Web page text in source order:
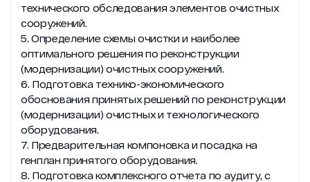
технического обследования элементов очистных
сооружений.
5. Определение схемы очистки и наиболее
оптимального решения по реконструкции
(модернизации) очистных сооружений.
6. Подготовка технико-экономического
обоснования принятых решений по реконструкции
(модернизации) очистных и технологического
оборудования.
7. Предварительная компоновка и посадка на
генплан принятого оборудования.
8. Подготовка комплексного отчета по аудиту, с